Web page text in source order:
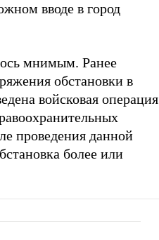
вводе в город
мнимым. Ранее
обстановки в
войсковая операция
проведения данной
более или